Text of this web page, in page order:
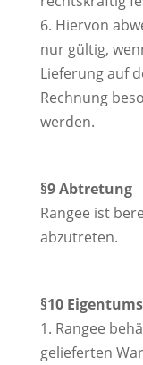
6. Hiervon
nur gültig,
Lieferung auf
Rechnung
werden.
§9 Abtretung
Rangee ist
abzutreten.
§10
1. Rangee
gelieferten